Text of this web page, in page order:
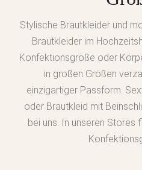
Stylische Brautkleider und
Brautkleider im
Konfektionsgröße oder
in großen Größen
einzigartiger Passform.
oder Brautkleid mit
bei uns. In unseren Stores